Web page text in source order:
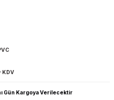
KDV
Gün Kargoya Verilecektir